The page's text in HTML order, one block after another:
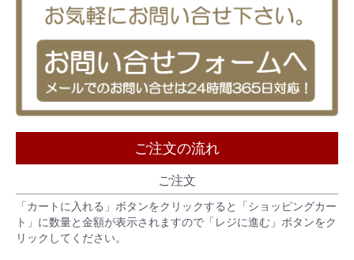
ご注文の流れ
ご注文
「カートに入れる」ボタンをクリックすると「ショッピングカー
ト」に数量と金額が表示されますので「レジに進む」ボタンをク
リックしてください。